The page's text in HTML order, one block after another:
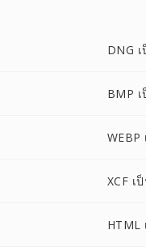
DNG
BMP
WEBP
XCF เ
HTML